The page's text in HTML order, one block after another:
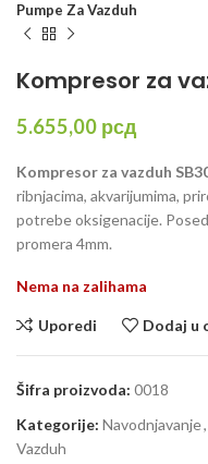
Pumpe Za Vazduh
Kompresor za
5.655,00 рсд
Kompresor za vazduh
ribnjacima, akvarijumima,
potrebe oksigenacije.
promera 4mm.
Nema na zalihama
Uporedi Dodaj u
Šifra proizvoda: 0018
Kategorije: Navodnjavanje,
Vazduh